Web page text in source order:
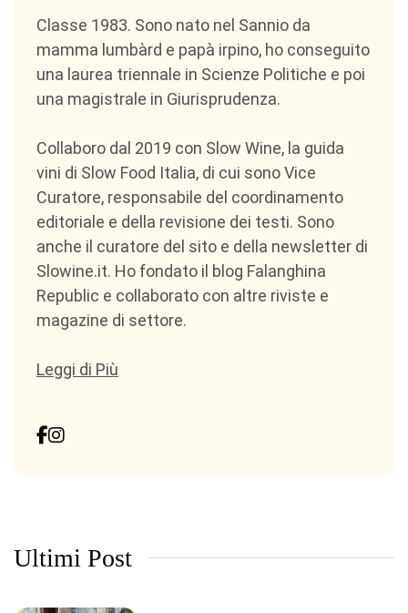
Classe 1983. Sono nato nel Sannio da
mamma lumbàrd e papà irpino, ho conseguito
una laurea triennale in Scienze Politiche e poi
una magistrale in Giurisprudenza.
Collaboro dal 2019 con Slow Wine, la guida
vini di Slow Food Italia, di cui sono Vice
Curatore, responsabile del coordinamento
editoriale e della revisione dei testi. Sono
anche il curatore del sito e della newsletter di
Slowine.it. Ho fondato il blog Falanghina
Republic e collaborato con altre riviste e
magazine di settore.
Leggi di Più
Ultimi Post